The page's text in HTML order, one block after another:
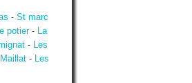
- St marc
potier- La
- Les
Maillat- Les